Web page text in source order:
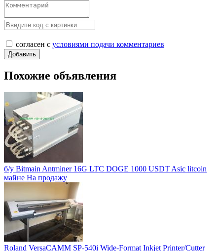
согласен с условиями подачи комментариев
Похожие объявления
б/у Bitmain Antminer 16G LTC DOGE 1000 USDT Asic litcoin
майне На продажу
Roland VersaCAMM SP-540i Wide-Format Inkjet Printer/Cutter